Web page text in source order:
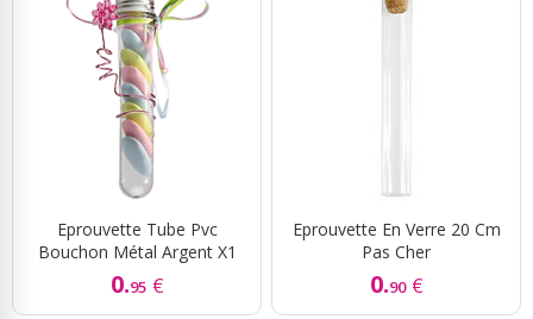
Eprouvette Tube Pvc
Bouchon Métal Argent X1
0.95 €
Eprouvette En Verre 20 Cm
Pas Cher
0.90 €